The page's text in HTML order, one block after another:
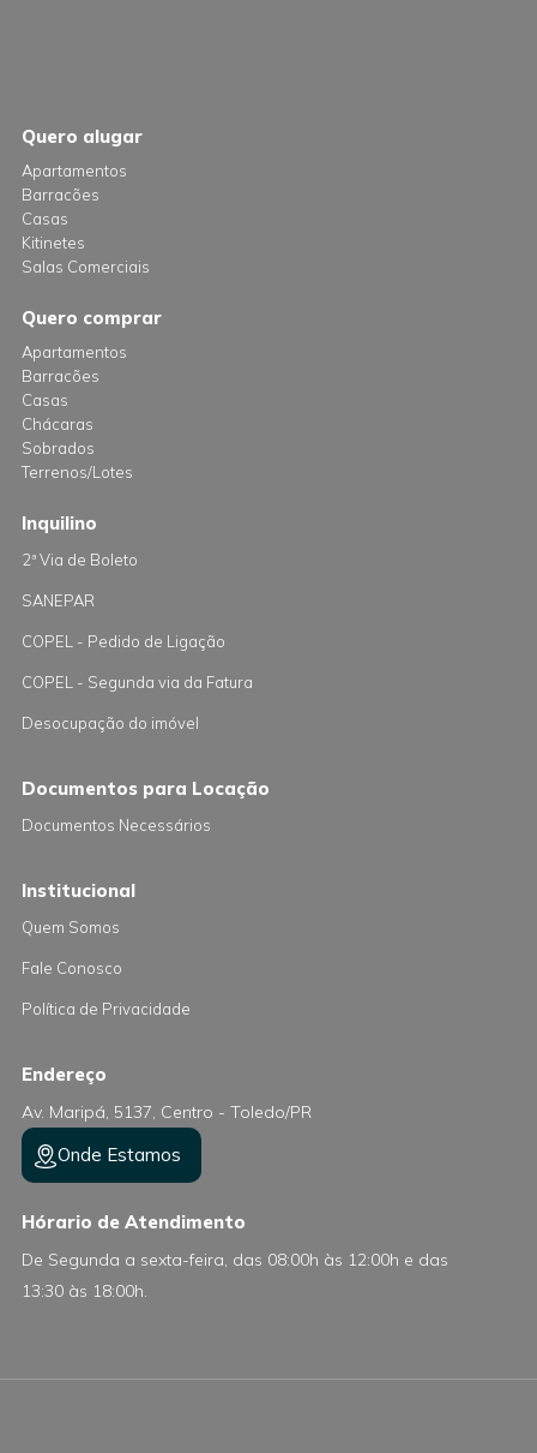
Quero alugar
Apartamentos
Barracões
Casas
Kitinetes
Salas Comerciais
Quero comprar
Apartamentos
Barracões
Casas
Chácaras
Sobrados
Terrenos/Lotes
Inquilino
2ª Via de Boleto
SANEPAR
COPEL - Pedido de Ligação
COPEL - Segunda via da Fatura
Desocupação do imóvel
Documentos para Locação
Documentos Necessários
Institucional
Quem Somos
Fale Conosco
Política de Privacidade
Endereço
Av. Maripá, 5137, Centro - Toledo/PR
Onde Estamos
Hórario de Atendimento
De Segunda a sexta-feira, das 08:00h às 12:00h e das
13:30 às 18:00h.